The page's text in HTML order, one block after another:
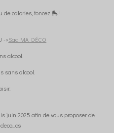
de calories, foncez 🛼 !
->Sac MA DÉCO
alcool.
sans alcool.
juin 2025 afin de vous proposer de